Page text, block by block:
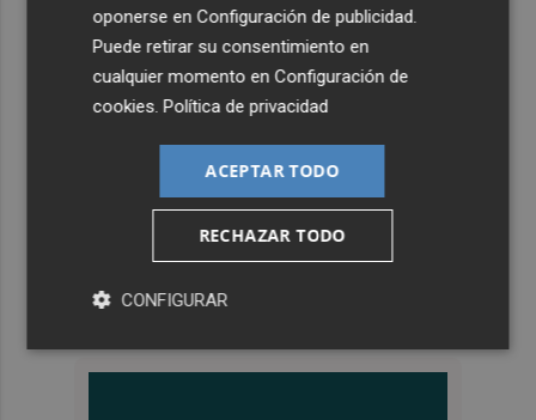
oponerse enConfiguración de publicidad.
Puede retirar su consentimiento en
cualquier momento enConfiguración de
cookies.Política de privacidad
ACEPTAR TODO
RECHAZAR TODO
CONFIGURAR